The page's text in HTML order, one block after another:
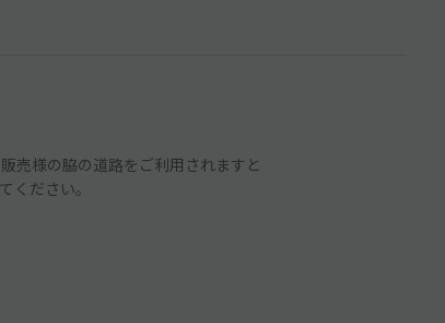
売様の脇の道路をご利用されますと
ください。